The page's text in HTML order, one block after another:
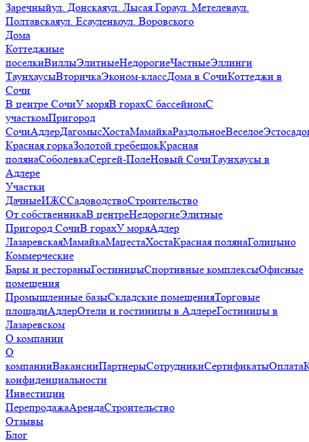
Заречныйул. Донскаяул. Лысая Гораул. Метелеваул.
Полтавскаяул. Есауленкоул. Воровского
Дома
Коттеджные
поселкиВиллыЭлитныеНедорогиеЧастныеЭллинги
ТаунхаусыВторичкаЭконом-классДома в СочиКоттеджи в
Сочи
В центре СочиУ моряВ горахС бассейномС
участкомПригород
СочиАдлерДагомысХостаМамайкаРаздольноеВеселое
Красная горкаЗолотой гребешокКрасная
полянаСоболевкаСергей-ПолеНовый СочиТаунхаусы в
Адлере
Участки
ДачныеИЖССадоводствоСтроительство
От собственникаВ центреНедорогиеЭлитные
Пригород СочиВ горахУ моряАдлер
ЛазаревскаяМамайкаМацестаХостаКрасная полянаГолицыно
Коммерческие
Бары и рестораныГостиницыСпортивные комплексыОфисные
помещения
Промышленные базыСкладские помещенияТорговые
площадиАдлерОтели и гостиницы в АдлереГостиницы в
Лазаревском
О компании
О
компанииВакансииПартнерыСотрудникиСертификатыОплата
конфиденциальности
Инвестиции
ПерепродажаАрендаСтроительство
Отзывы
Блог